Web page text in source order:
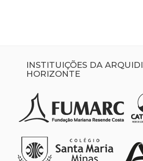
INSTITUIÇÕES DA
HORIZONTE